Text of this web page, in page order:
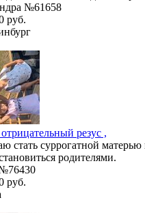
№61658
руб.
резус ,
стать суррогатной
родителями.
руб.